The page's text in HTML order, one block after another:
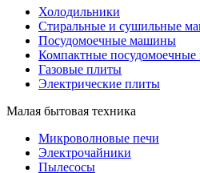
Холодильники
Стиральные и сушильные
Посудомоечные машины
Компактные
Газовые плиты
Электрические плиты
Малая бытовая техника
Микроволновые печи
Электрочайники
Пылесосы